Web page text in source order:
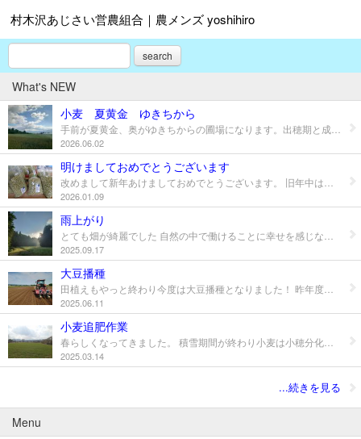
村木沢あじさい営農組合｜農メンズ yoshihiro
search
What's NEW
小麦 夏黄金 ゆきちから
2026.06.02
明けましておめでとうございます
2026.01.09
雨上がり
2025.09.17
大豆播種
2025.06.11
小麦追肥作業
2025.03.14
...続きを見る
Menu